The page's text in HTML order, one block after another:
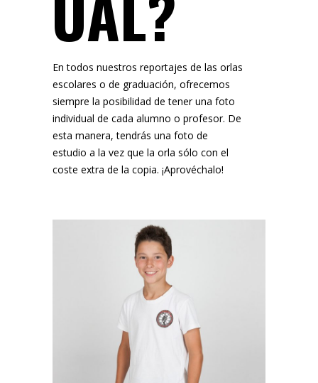
En todos nuestros reportajes de las orlas
escolares o de graduación, ofrecemos
siempre la posibilidad de tener una foto
individual de cada alumno o profesor. De
esta manera, tendrás una foto de
estudio a la vez que la orla sólo con el
coste extra de la copia. ¡Aprovéchalo!
¡MARC NOS PIDIÓ UNA COPIA!